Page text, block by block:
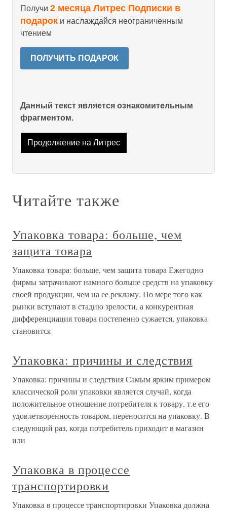
Получи 2 месяца Литрес Подписки в
подарок и наслаждайся неограниченным
чтением
ПОЛУЧИТЬ ПОДАРОК
Данный текст является ознакомительным
фрагментом.
Продолжение на Литрес
Читайте также
Упаковка товара: больше, чем
защита товара
Упаковка товара: больше, чем защита товара Ежегодно
фирмы затрачивают намного больше средств на упаковку
своей продукции, чем на ее рекламу. По мере того как
рынки вступают в стадию зрелости, а конкурентная
дифференциация товара постепенно сужается, упаковка
становится
Упаковка: причины и следствия
Упаковка: причины и следствия Самым ярким примером
классической роли упаковки является случай, когда
положительное отношение потребителя к товару, т.е его
удовлетворенность товаром, переносится на упаковку. В
следующий раз, когда потребитель приходит в магазин
или
Упаковка в процессе
транспортировки
Упаковка в процессе транспортировки Упаковка должна